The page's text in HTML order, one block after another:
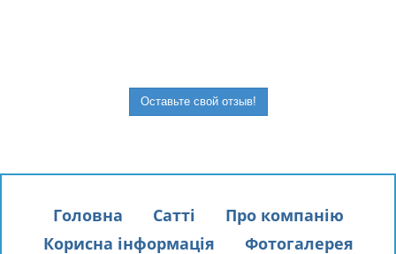
Оставьте свой отзыв!
Головна Сатті
Про компанію
Корисна інформація
Фотогалерея